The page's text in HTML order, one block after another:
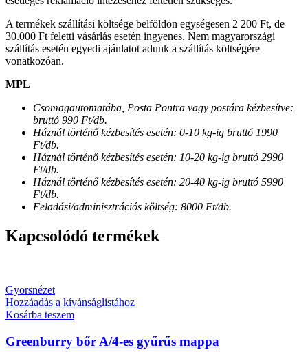
A termékek szállítási költsége belföldön egységesen 2 200 Ft, de
30.000 Ft feletti vásárlás esetén ingyenes. Nem magyarországi
szállítás esetén egyedi ajánlatot adunk a szállítás költségére
vonatkozóan.
MPL
Csomagautomatába, Posta Pontra vagy postára kézbesítve:
bruttó 990 Ft/db.
Háznál történő kézbesítés esetén: 0-10 kg-ig bruttó 1990
Ft/db.
Háznál történő kézbesítés esetén: 10-20 kg-ig bruttó 2990
Ft/db.
Háznál történő kézbesítés esetén: 20-40 kg-ig bruttó 5990
Ft/db.
Feladási/adminisztrációs költség: 8000 Ft/db.
Kapcsolódó termékek
Gyorsnézet
Hozzáadás a kívánságlistához
Kosárba teszem
Greenburry bőr A/4-es gyűrűs mappa